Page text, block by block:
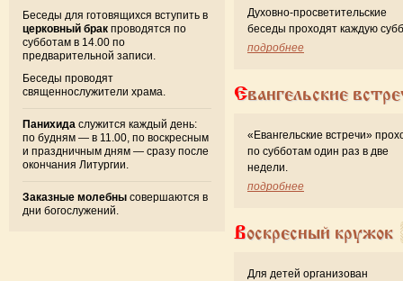
Беседы для готовящихся вступить в
церковный брак проводятся по
субботам в 14.00 по
предварительной записи.
Беседы проводят
священнослужители храма.
Панихида служится каждый день:
по будням — в 11.00, по воскресным
и праздничным дням — сразу после
окончания Литургии.
Заказные молебны совершаются в
дни богослужений.
Духовно-просветительские
беседы проходят каждую
подробнее
Евангельские
«Евангельские встречи»
по субботам один раз в две
недели.
подробнее
Воскресный кружок
Для детей организован